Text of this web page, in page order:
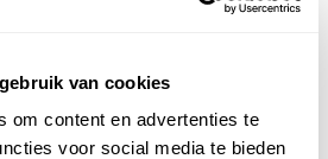
van cookies
om content en advertenties te
voor social media te bieden
plaats je tussen de twee stoelen en je
rustig slapen.